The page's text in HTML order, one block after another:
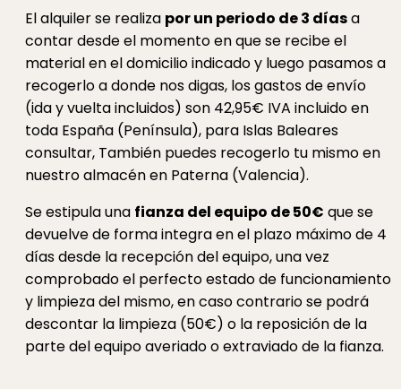
El alquiler se realiza por un periodo de 3 díasa
contar desde el momento en que se recibe el
material en el domicilio indicado y luego pasamos a
recogerlo a donde nos digas, los gastos de envío
(ida y vuelta incluidos) son 42,95€ IVA incluido en
toda España (Península), para Islas Baleares
consultar, También puedes recogerlo tu mismo en
nuestro almacén en Paterna (Valencia).
Se estipula una fianza del equipo de 50€ que se
devuelve de forma integra en el plazo máximo de 4
días desde la recepción del equipo, una vez
comprobado el perfecto estado de funcionamiento
y limpieza del mismo, en caso contrario se podrá
descontar la limpieza (50€) o la reposición de la
parte del equipo averiado o extraviado de la fianza.